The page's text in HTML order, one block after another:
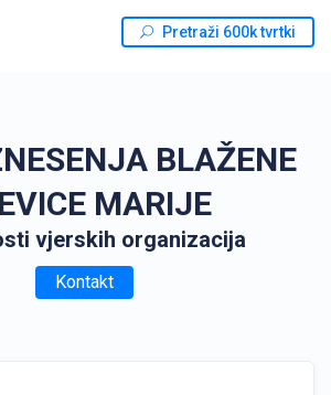
Pretraži 600k tvrtki
BLAŽENE
MARIJE
vjerskih organizacija
Kontakt